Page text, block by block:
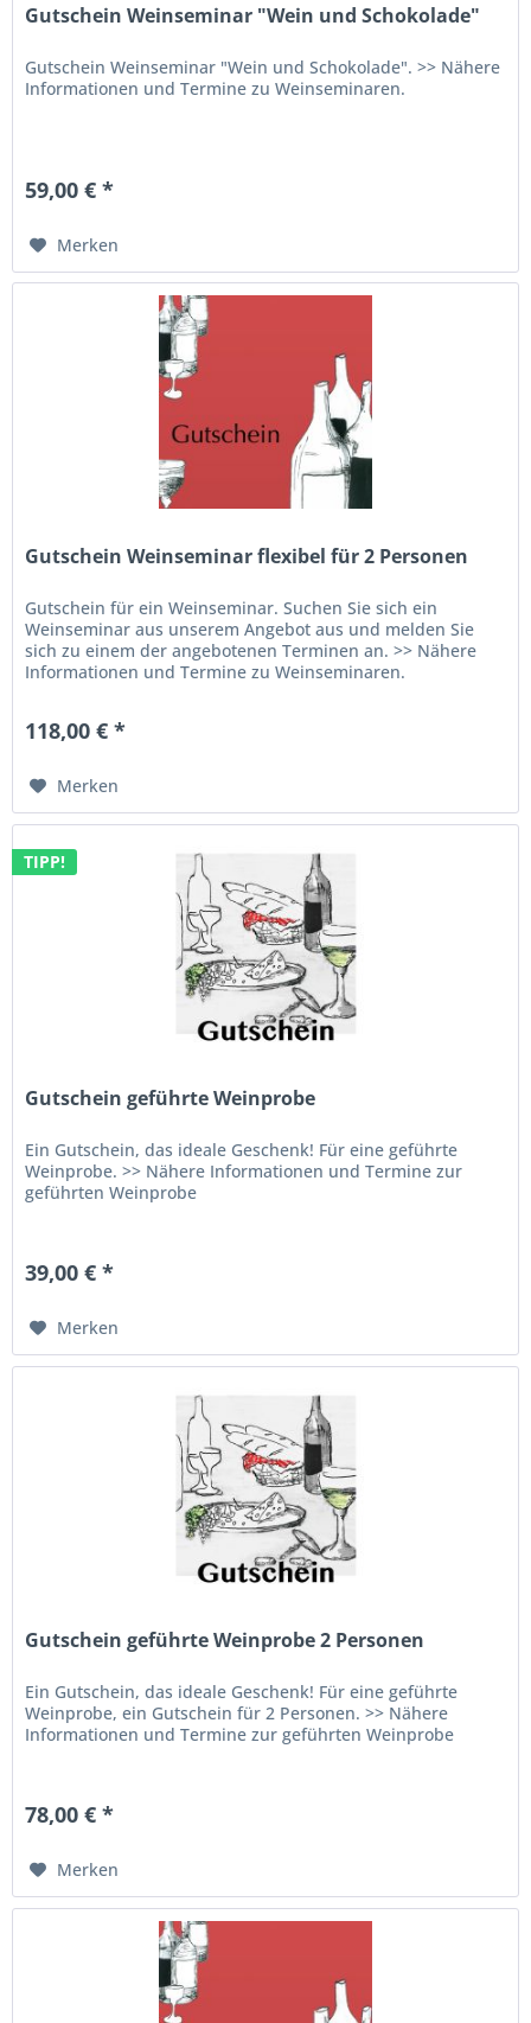
Gutschein Weinseminar "Wein und Schokolade"
Gutschein Weinseminar "Wein und Schokolade". >> Nähere
Informationen und Termine zu Weinseminaren.
59,00 € *
Merken
Gutschein Weinseminar flexibel für 2 Personen
Gutschein für ein Weinseminar. Suchen Sie sich ein
Weinseminar aus unserem Angebot aus und melden Sie
sich zu einem der angebotenen Terminen an. >> Nähere
Informationen und Termine zu Weinseminaren.
118,00 € *
Merken
TIPP!
Gutschein geführte Weinprobe
Ein Gutschein, das ideale Geschenk! Für eine geführte
Weinprobe. >> Nähere Informationen und Termine zur
geführten Weinprobe
39,00 € *
Merken
Gutschein geführte Weinprobe 2 Personen
Ein Gutschein, das ideale Geschenk! Für eine geführte
Weinprobe, ein Gutschein für 2 Personen. >> Nähere
Informationen und Termine zur geführten Weinprobe
78,00 € *
Merken